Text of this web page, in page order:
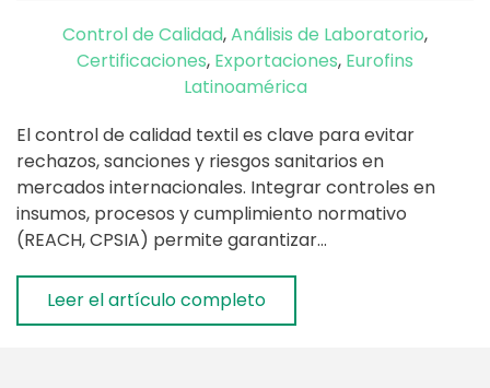
Control de Calidad,Análisis de Laboratorio,
Certificaciones, Exportaciones, Eurofins
Latinoamérica
El control de calidad textil es clave para evitar
rechazos, sanciones y riesgos sanitarios en
mercados internacionales. Integrar controles en
insumos, procesos y cumplimiento normativo
(REACH, CPSIA) permite garantizar…
Leer el artículo completo